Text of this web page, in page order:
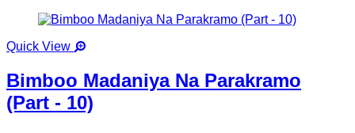
Quick View
Bimboo Madaniya Na Parakramo
(Part - 10)